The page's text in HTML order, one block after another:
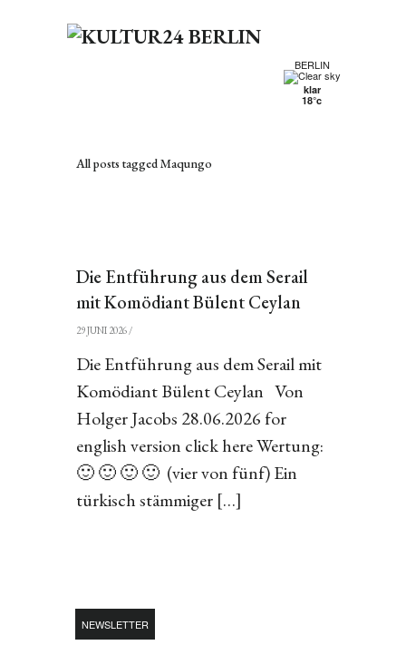
BERLIN
klar
18°c
All posts tagged Maqungo
Die Entführung aus dem Serail
mit Komödiant Bülent Ceylan
29 JUNI 2026/
Die Entführung aus dem Serail mit
Komödiant Bülent Ceylan Von
Holger Jacobs 28.06.2026 for
english version click here Wertung:
🙂 🙂 🙂 🙂 (vier von fünf) Ein
türkisch stämmiger […]
NEWSLETTER